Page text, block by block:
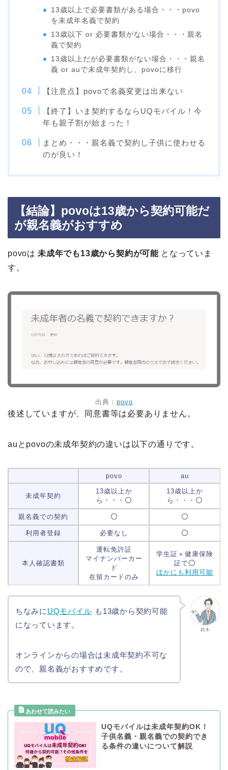
13歳以上で必要書類がある場合・・・povo
を未成年名義で契約
13歳以下 or 必要書類がない場合・・・親名
義で契約
13歳以上だが必要書類がない場合・・・親名
義 or auで未成年契約し、povoに移行
【注意点】povoで名義変更は出来ない
【終了】いま契約するならUQモバイル！今
年も親子割が始まった！
まとめ・・・親名義で契約し子供に使わせる
のが良い！
【結論】povoは13歳から契約可能だ
が親名義がおすすめ
povoは 未成年でも13歳から契約が可能 となっていま
す。
出典： povo
後述していますが、同意書等は必要ありません。
auとpovoの未成年契約の違いは以下の通りです。
povo au
未成年契約
13歳以上か
ら・・・ 〇
13歳以上か
ら・・・ 〇
親名義での契約 〇 〇
利用者登録 必要なし 〇
本人確認書類
運転免許証
マイナンバーカー
ド
在留カードのみ
学生証＋健康保険
証で〇
ほかにも利用可能
鈴木
ちなみに UQモバイル も13歳から契約可能
になっています。
オンラインからの場合は未成年契約不可な
ので、親名義がおすすめです。
UQモバイルは未成年契約OK！
子供名義・親名義での契約でき
る条件の違いについて解説